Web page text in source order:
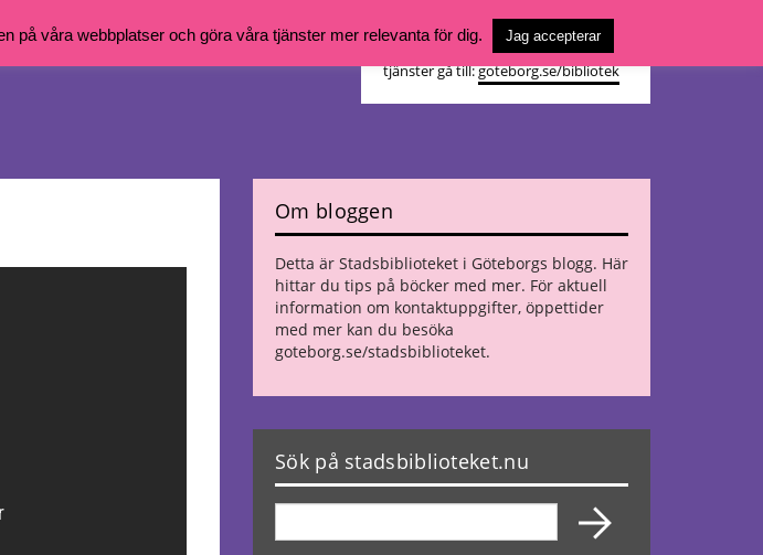
Vill du söka böcker, logga in på ditt
bibliotekskonto eller nå övriga
tjänster gå till:goteborg.se/bibliotek
Om bloggen
Detta är Stadsbiblioteket i Göteborgs blogg. Här
hittar du tips på böcker med mer. För aktuell
information om kontaktuppgifter, öppettider
med mer kan du besöka
goteborg.se/stadsbiblioteket.
Sök på stadsbiblioteket.nu
på våra webbplatser och göra våra tjänster mer relevanta för dig. Jag accepterar